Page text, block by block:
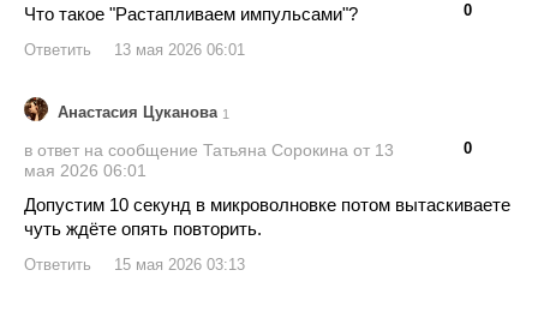
0
Что такое "Растапливаем импульсами"?
Ответить 13 мая 2026 06:01
Анастасия Цуканова 1
0
в ответ на сообщение Татьяна Сорокина от 13
мая 2026 06:01
Допустим 10 секунд в микроволновке потом вытаскиваете
чуть ждёте опять повторить.
Ответить 15 мая 2026 03:13